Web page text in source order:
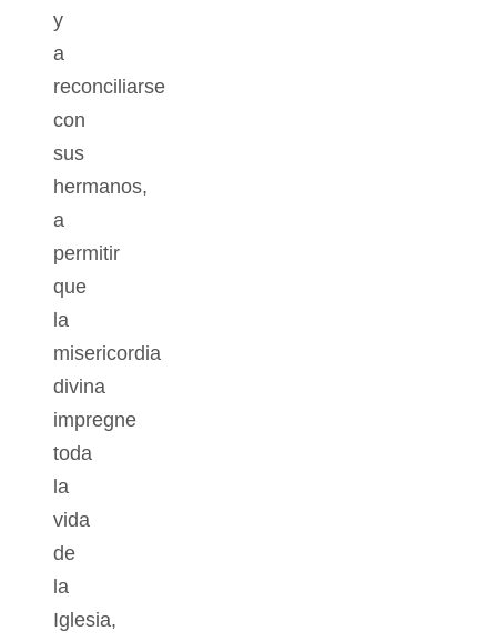
y
a
reconciliarse
con
sus
hermanos,
a
permitir
que
la
misericordia
divina
impregne
toda
la
vida
de
la
Iglesia,